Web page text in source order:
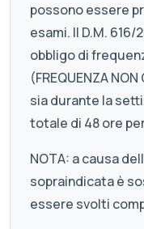
possono essere
esami. Il D.M.
obbligo di
(FREQUENZA
sia durante la
totale di 48 ore
NOTA: a causa
sopraindicata è
essere svolti